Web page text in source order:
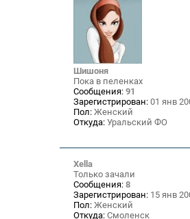
Шишоня
Пока в пеленках
Сообщения: 91
Зарегистрирован: 01 янв
Пол: Женский
Откуда: Уральский ФО
Xella
Только зачали
Сообщения: 8
Зарегистрирован: 15 янв
Пол: Женский
Откуда: Смоленск